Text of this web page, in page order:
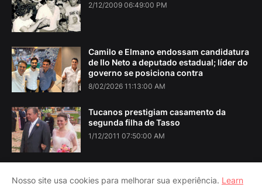
2/12/2009 06:49:00 PM
Camilo e Elmano endossam candidatura
de Ilo Neto a deputado estadual; líder do
governo se posiciona contra
8/02/2026 11:13:00 AM
Tucanos prestigiam casamento da
segunda filha de Tasso
1/12/2011 07:50:00 AM
Nosso site usa cookies para melhorar sua experiência. Learn